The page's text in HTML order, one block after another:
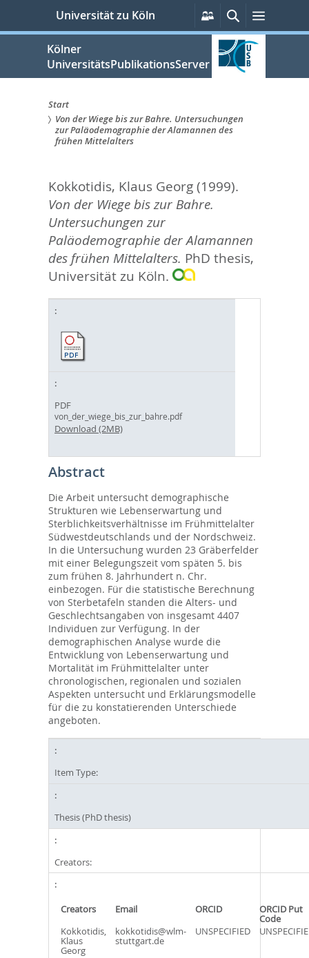
springen
Universität zu Köln
Persönliche
Services
Suche
Kölner
UniversitätsPublikationsServer
Sie
sind
hier:
Start
Von der Wiege bis zur Bahre. Untersuchungen
zur Paläodemographie der Alamannen des
frühen Mittelalters
Kokkotidis, Klaus Georg(1999).
Von der Wiege bis zur Bahre.
Untersuchungen zur
Paläodemographie der Alamannen
des frühen Mittelalters. PhD thesis,
Universität zu Köln.
PDF
von_der_wiege_bis_zur_bahre.pdf
Download (2MB)
Abstract
Die Arbeit untersucht demographische
Strukturen wie Lebenserwartung und
Sterblichkeitsverhältnisse im Frühmittelalter
Südwestdeutschlands und der Nordschweiz.
In die Untersuchung wurden 23 Gräberfelder
mit einer Belegungszeit vom späten 5. bis
zum frühen 8. Jahrhundert n. Chr.
einbezogen. Für die statistische Berechnung
von Sterbetafeln standen die Alters- und
Geschlechtsangaben von insgesamt 4407
Individuen zur Verfügung. In der
demographischen Analyse wurde die
Entwicklung von Lebenserwartung und
Mortalität im Frühmittelalter unter
chronologischen, regionalen und sozialen
Aspekten untersucht und Erklärungsmodelle
für die zu konstatierenden Unterschiede
angeboten.
Item Type:
Thesis (PhD thesis)
Creators:
Creators Email ORCID ORCID Put
Code
Kokkotidis,
Klaus
Georg
kokkotidis@wlm-
stuttgart.de
UNSPECIFIED